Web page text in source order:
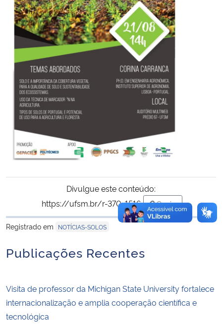
Advocacia-Geral da União
Banco Central do Brasil
Divulgue este conteúdo:
https://ufsm.br/r-370-1516
Copiar
para área de
Registrado em
NOTÍCIAS-SOLOS
Publicações Recentes
Visita de professor da Michigan State University fortalece
internacionalização e amplia cooperação científica e
tecnológica